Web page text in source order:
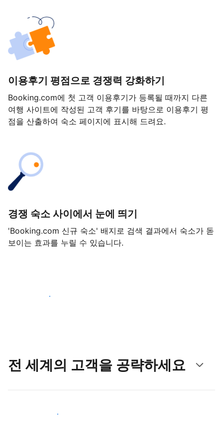
이용후기 평점으로 경쟁력 강화하기
Booking.com에 첫 고객 이용후기가 등록될 때까지 다른
여행 사이트에 작성된 고객 후기를 바탕으로 이용후기 평
점을 산출하여 숙소 페이지에 표시해 드려요.
경쟁 숙소 사이에서 눈에 띄기
'Booking.com 신규 숙소' 배지로 검색 결과에서 숙소가 돋
보이는 효과를 누릴 수 있습니다.
지금 등록 시작하기
전 세계의 고객을 공략하세요
새로운 고객층 공략하기